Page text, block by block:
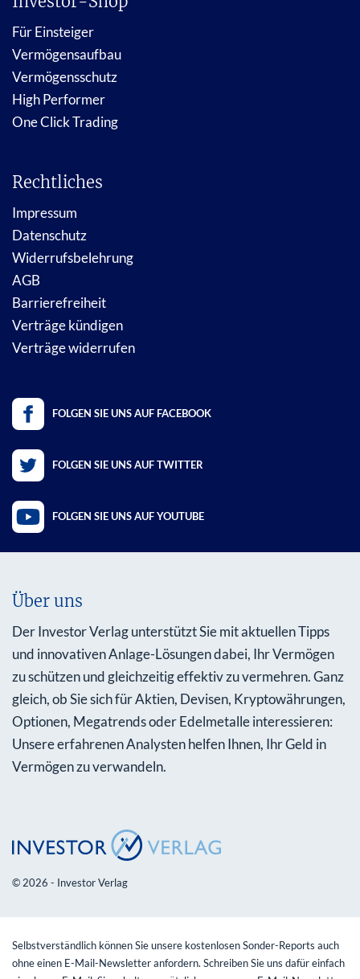
Für Einsteiger
Vermögensaufbau
Vermögensschutz
High Performer
One Click Trading
Rechtliches
Impressum
Datenschutz
Widerrufsbelehrung
AGB
Barrierefreiheit
Verträge kündigen
Verträge widerrufen
FOLGEN SIE UNS AUF FACEBOOK
FOLGEN SIE UNS AUF TWITTER
FOLGEN SIE UNS AUF YOUTUBE
Über uns
Der Investor Verlag unterstützt Sie mit aktuellen Tipps
und innovativen Anlage-Lösungen dabei, Ihr Vermögen
zu schützen und gleichzeitig effektiv zu vermehren. Ganz
gleich, ob Sie sich für Aktien, Devisen, Kryptowährungen,
Optionen, Megatrends oder Edelmetalle interessieren:
Unsere erfahrenen Analysten helfen Ihnen, Ihr Geld in
Vermögen zu verwandeln.
© 2026 - Investor Verlag
Selbstverständlich können Sie unsere kostenlosen Sonder-Reports auch
ohne einen E-Mail-Newsletter anfordern. Schreiben Sie uns dafür einfach